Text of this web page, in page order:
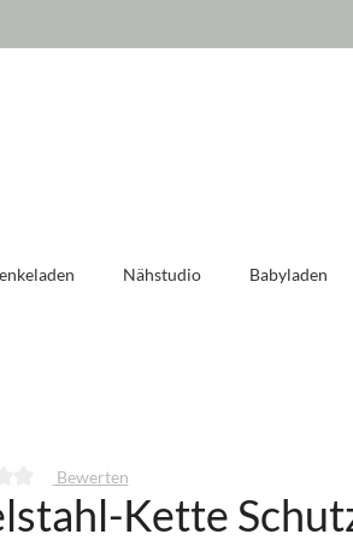
Nähstudio Babyladen
Bewertung von 0 von 5 Sternen
Bewerten
Kette